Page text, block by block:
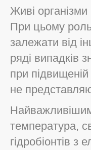
Живі
При цьому
залежати від
ряді випадків
при підвищеній
не
температура,
гідробіонтів